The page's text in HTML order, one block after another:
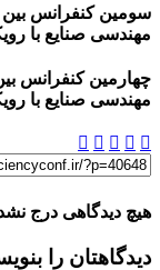
سومین کنفرانس بین
مهندسی صنایع با
چهارمین کنفرانس
مهندسی صنایع با
هیچ دیدگاهی درج
دیدگاهتان را